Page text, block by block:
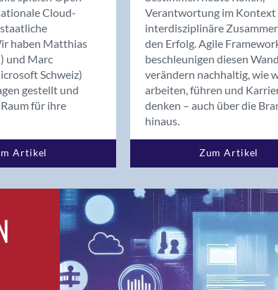
Bern - Liebefeld
Birsfelden
Bolligen
Bonaduz
Bonstetten
Bottighofen
Bremgarten bei Bern
Cloud-
haben Matthias
und Marc
Schweiz)
gestellt und
für ihre
Artikel
Verantwortung im Kontext
interdisziplinäre
den Erfolg. Agile
beschleunigen diesen
verändern nachhaltig, wie
arbeiten, führen und
denken – auch über die
hinaus.
Zum Artikel